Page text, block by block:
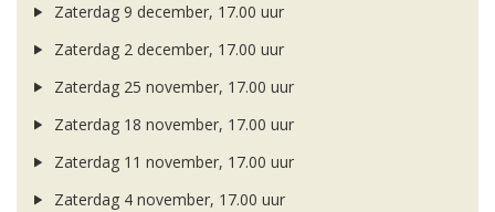
Zaterdag 9 december, 17.00 uur
Zaterdag 2 december, 17.00 uur
Zaterdag 25 november, 17.00 uur
Zaterdag 18 november, 17.00 uur
Zaterdag 11 november, 17.00 uur
Zaterdag 4 november, 17.00 uur